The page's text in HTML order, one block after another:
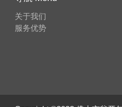
关于我们
服务优势